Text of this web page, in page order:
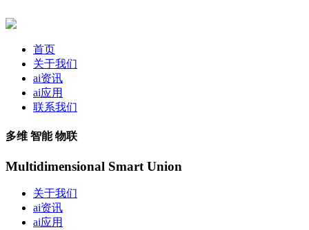
首页
关于我们
ai资讯
ai应用
联系我们
多维 智能 物联
Multidimensional Smart Union
关于我们
ai资讯
ai应用